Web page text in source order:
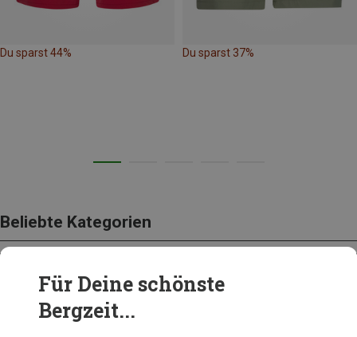
Du sparst 44% Du sparst 37%
Beliebte Kategorien
BEKLEIDUNG
Für Deine schönste
Bergzeit...